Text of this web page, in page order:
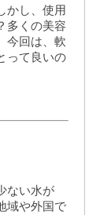
かし、使用
多くの美容
今回は、軟
って良いの
ない水が
域や外国で